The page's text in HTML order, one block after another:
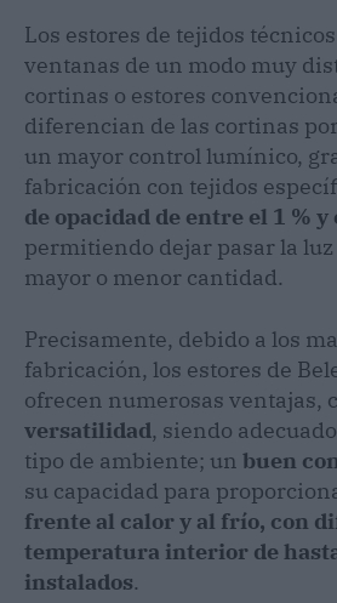
Los estores de tejidos
ventanas de un modo muy
cortinas o estores
diferencian de las cortinas
un mayor control lumínico,
fabricación con tejidos
de opacidad de entre el 1 % y
permitiendo dejar pasar la luz
mayor o menor cantidad.
Precisamente, debido a los
fabricación, los estores de
ofrecen numerosas ventajas,
versatilidad, siendo
tipo de ambiente; un buen
su capacidad para
frente al calor y al frío, con
temperatura interior de
instalados.